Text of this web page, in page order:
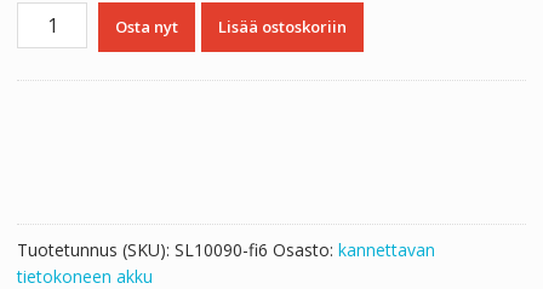
Kannettavan
tietokoneen
Osta nyt Lisää ostoskoriin
Tuotetunnus (SKU): SL10090-fi6 Osasto: kannettavan
tietokoneen akku